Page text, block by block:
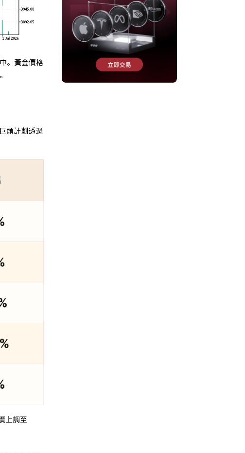
。黃金價格
頭計劃透過
上調至